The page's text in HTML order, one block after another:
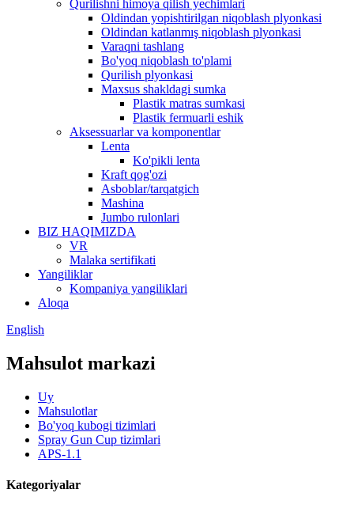
Qurilishni himoya qilish yechimlari
Oldindan yopishtirilgan niqoblash plyonkasi
Oldindan katlanmış niqoblash plyonkasi
Varaqni tashlang
Bo'yoq niqoblash to'plami
Qurilish plyonkasi
Maxsus shakldagi sumka
Plastik matras sumkasi
Plastik fermuarli eshik
Aksessuarlar va komponentlar
Lenta
Ko'pikli lenta
Kraft qog'ozi
Asboblar/tarqatgich
Mashina
Jumbo rulonlari
BIZ HAQIMIZDA
VR
Malaka sertifikati
Yangiliklar
Kompaniya yangiliklari
Aloqa
English
Mahsulot markazi
Uy
Mahsulotlar
Bo'yoq kubogi tizimlari
Spray Gun Cup tizimlari
APS-1.1
Kategoriyalar